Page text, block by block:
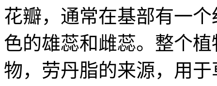
花瓣，通常在基部有一
色的雄蕊和雌蕊。整个
物，劳丹脂的来源，用